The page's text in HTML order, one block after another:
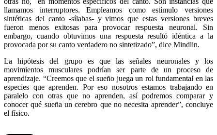
llamamos interruptores. Empleamos como estímulo versiones
sintéticas del canto -sílabas- y vimos que estas versiones breves
fueron menos exitosas para provocar respuesta neuronal. Sin
embargo, cuando obtuvimos una respuesta resultó idéntica a la
provocada por su canto verdadero no sintetizado”, dice Mindlin.
La hipótesis del grupo es que las señales neuronales y los
movimientos musculares podrían ser parte de un proceso de
aprendizaje. “Creemos que el sueño juega un rol fundamental en las
especies que aprenden. Por eso nosotros estamos trabajando en
paralelo con otras que no aprenden, así podremos comparar y
conocer qué sueña un cerebro que no necesita aprender”, concluye
el físico.